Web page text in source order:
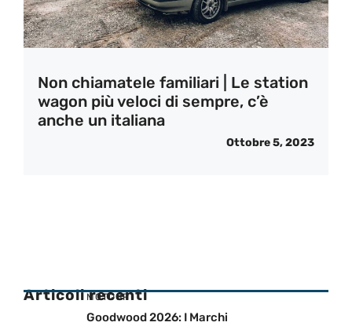
Non chiamatele familiari | Le station
wagon più veloci di sempre, c’è
anche un italiana
Ottobre 5, 2023
Articoli recenti
MOTOGP
Goodwood 2026: I Marchi